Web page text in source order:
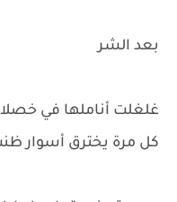
بعد الشر
غلغلت أناملها في
كل مرة يخترق أسوار